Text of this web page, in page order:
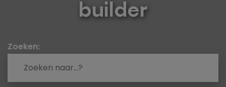
builder
Zoeken: